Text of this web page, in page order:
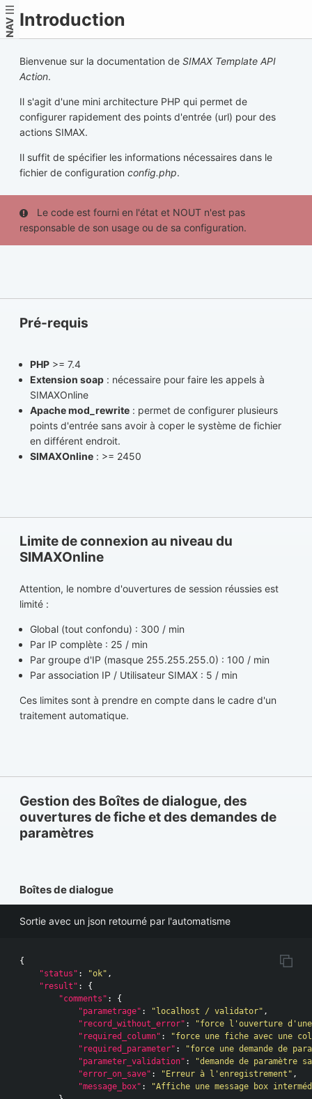
NAV Introduction
Bienvenue sur la documentation de SIMAX Template API
Action.
Il s'agit d'une mini architecture PHP qui permet de
configurer rapidement des points d'entrée (url) pour des
actions SIMAX.
Il suffit de spécifier les informations nécessaires dans le
fichier de configuration config.php.
Le code est fourni en l'état et NOUT n'est pas
responsable de son usage ou de sa configuration.
Pré-requis
PHP >= 7.4
Extension soap : nécessaire pour faire les appels à
SIMAXOnline
Apache mod_rewrite : permet de configurer plusieurs
points d'entrée sans avoir à coper le système de fichier
en différent endroit.
SIMAXOnline : >= 2450
Limite de connexion au niveau du
SIMAXOnline
Attention, le nombre d'ouvertures de session réussies est
limité :
Global (tout confondu) : 300 / min
Par IP complète : 25 / min
Par groupe d'IP (masque 255.255.255.0) : 100 / min
Par association IP / Utilisateur SIMAX : 5 / min
Ces limites sont à prendre en compte dans le cadre d'un
traitement automatique.
Gestion des Boîtes de dialogue, des
ouvertures de fiche et des demandes de
paramètres
Boîtes de dialogue
Sortie avec un json retourné par l'automatisme
{
"status" : "ok" ,
"result" :
{
"comments" :
{
"parametrage" : "localhost / validator" ,
"record_without_error" :
"force l'ouverture
"required_column" :
"force une fiche avec une
"required_parameter" :
"force une demande de
"parameter_validation" :
"demande de paramètre
"error_on_save" : "Erreur à l'enregistrement" ,
"message_box" :
"Affiche une message box